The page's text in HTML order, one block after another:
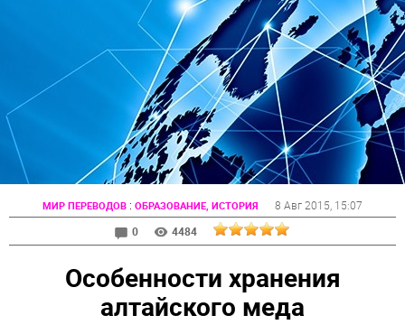
МИР ПЕРЕВОДОВ : ОБРАЗОВАНИЕ, ИСТОРИЯ 8 Авг 2015 , 15:07
0
4484
Особенности хранения
алтайского меда